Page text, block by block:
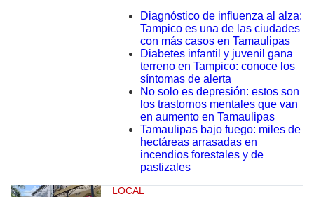
Diagnóstico de influenza al alza:
Tampico es una de las ciudades
con más casos en Tamaulipas
Diabetes infantil y juvenil gana
terreno en Tampico: conoce los
síntomas de alerta
No solo es depresión: estos son
los trastornos mentales que van
en aumento en Tamaulipas
Tamaulipas bajo fuego: miles de
hectáreas arrasadas en
incendios forestales y de
pastizales
LOCAL